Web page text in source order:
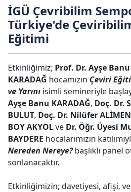
İGÜ Çevribilim
Türkiye'de
Eğitimi
Etkinliğimiz; Prof. Dr. Ayşe Banu
KARADAĞ hocamızın Çeviri
ve Yarını isimli semineriyle
Ayşe Banu KARADAĞ, Doç. Dr.
BULUT, Doç. Dr. Nilüfer ALİMEN
BOY AKYOLve Dr. Öğr. Üyesi
BAYDERE hocalarımızın
Nereden Nereye?başlıklı panel
sonlanacaktır.
Etkinliğimizin; davetiyesi, afişi, ve